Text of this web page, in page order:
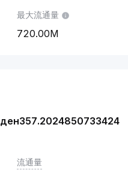
最大流通量
720.00M
ден357.2024850733424
流通量